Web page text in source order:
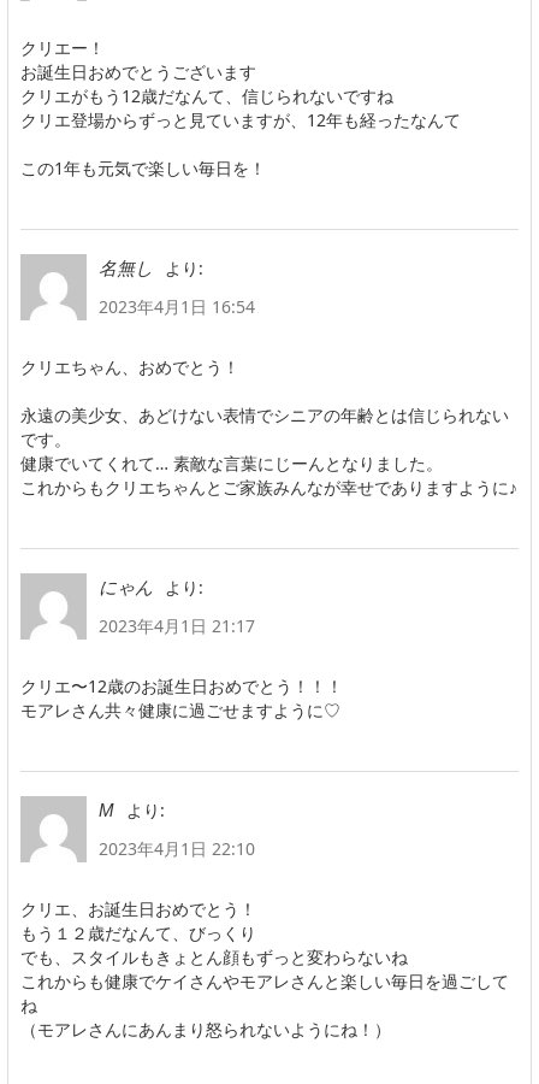
クリエー！
お誕生日おめでとうございます
クリエがもう12歳だなんて、信じられないですね
クリエ登場からずっと見ていますが、12年も経ったなんて
この1年も元気で楽しい毎日を！
名無し
より:
2023年4月1日 16:54
クリエちゃん、おめでとう！
永遠の美少女、あどけない表情でシニアの年齢とは信じられない
です。
健康でいてくれて… 素敵な言葉にじーんとなりました。
これからもクリエちゃんとご家族みんなが幸せでありますように♪
にゃん
より:
2023年4月1日 21:17
クリエ〜12歳のお誕生日おめでとう！！！
モアレさん共々健康に過ごせますように♡
M
より:
2023年4月1日 22:10
クリエ、お誕生日おめでとう！
もう１２歳だなんて、びっくり
でも、スタイルもきょとん顔もずっと変わらないね
これからも健康でケイさんやモアレさんと楽しい毎日を過ごして
ね
（モアレさんにあんまり怒られないようにね！）